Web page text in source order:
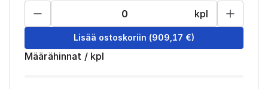
kpl
Lisää ostoskoriin (909,17 €)
Määrähinnat / kpl